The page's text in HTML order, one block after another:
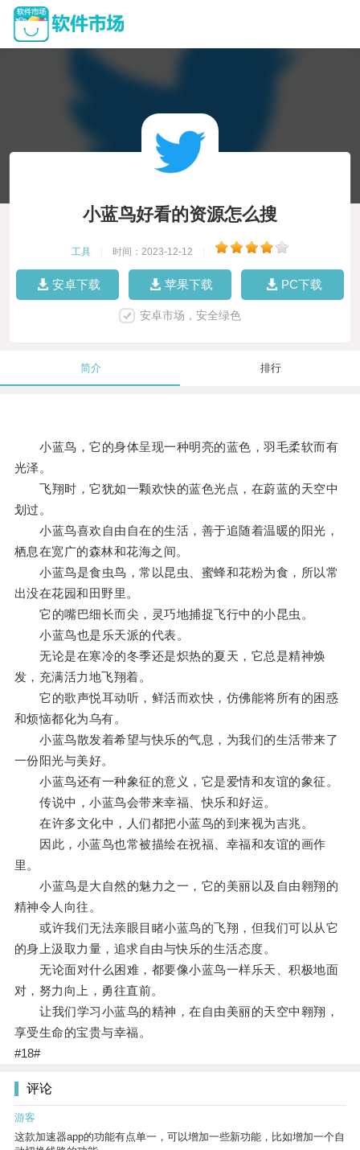
小蓝鸟好看的资源怎么搜
工具 时间：2023-12-12
安卓下载 苹果下载 PC下载
安卓市场，安全绿色
简介 排行
小蓝鸟，它的身体呈现一种明亮的蓝色，羽毛柔软而有
光泽。
飞翔时，它犹如一颗欢快的蓝色光点，在蔚蓝的天空中
划过。
小蓝鸟喜欢自由自在的生活，善于追随着温暖的阳光，
栖息在宽广的森林和花海之间。
小蓝鸟是食虫鸟，常以昆虫、蜜蜂和花粉为食，所以常
出没在花园和田野里。
它的嘴巴细长而尖，灵巧地捕捉飞行中的小昆虫。
小蓝鸟也是乐天派的代表。
无论是在寒冷的冬季还是炽热的夏天，它总是精神焕
发，充满活力地飞翔着。
它的歌声悦耳动听，鲜活而欢快，仿佛能将所有的困惑
和烦恼都化为乌有。
小蓝鸟散发着希望与快乐的气息，为我们的生活带来了
一份阳光与美好。
小蓝鸟还有一种象征的意义，它是爱情和友谊的象征。
传说中，小蓝鸟会带来幸福、快乐和好运。
在许多文化中，人们都把小蓝鸟的到来视为吉兆。
因此，小蓝鸟也常被描绘在祝福、幸福和友谊的画作
里。
小蓝鸟是大自然的魅力之一，它的美丽以及自由翱翔的
精神令人向往。
或许我们无法亲眼目睹小蓝鸟的飞翔，但我们可以从它
的身上汲取力量，追求自由与快乐的生活态度。
无论面对什么困难，都要像小蓝鸟一样乐天、积极地面
对，努力向上，勇往直前。
让我们学习小蓝鸟的精神，在自由美丽的天空中翱翔，
享受生命的宝贵与幸福。
#18#
评论
游客
这款加速器app的功能有点单一，可以增加一些新功能，比如增加一个自